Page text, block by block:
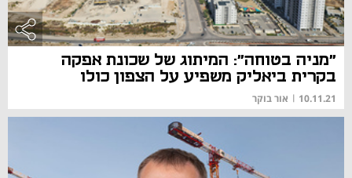
"מניה בטוחה": המיתוג של שכונת אפקה
בקרית ביאליק משפיע על הצפון כולו
10.11.21
| אור בוקר